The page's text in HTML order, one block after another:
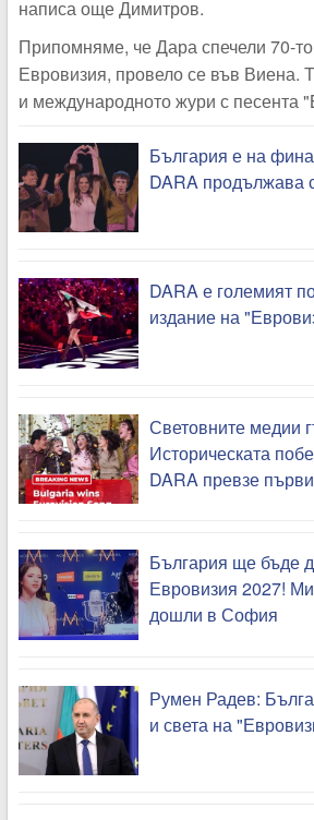
написа още Димитров.
Припомняме, че Дара спечели 70-
Евровизия, провело се във Виена.
и международното жури с песента
България е на
DARA продължава
DARA е големият
издание на
Световните медии
Историческата
DARA превзе
България ще бъде
Евровизия 2027!
дошли в София
Румен Радев:
и света на